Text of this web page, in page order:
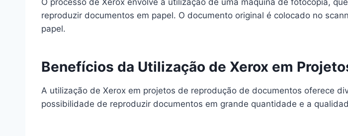
O processo de Xerox envolve a utilização de uma máquina de fotocópia,
reproduzir documentos em papel. O documento original é colocado no
papel.
Benefícios da Utilização de Xerox em
A utilização de Xerox em projetos de reprodução de documentos oferece
possibilidade de reproduzir documentos em grande quantidade e a